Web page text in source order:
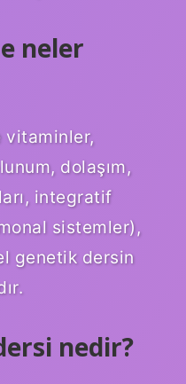
neler
vitaminler,
dolaşım,
integratif
sistemler),
genetik dersin
nedir?